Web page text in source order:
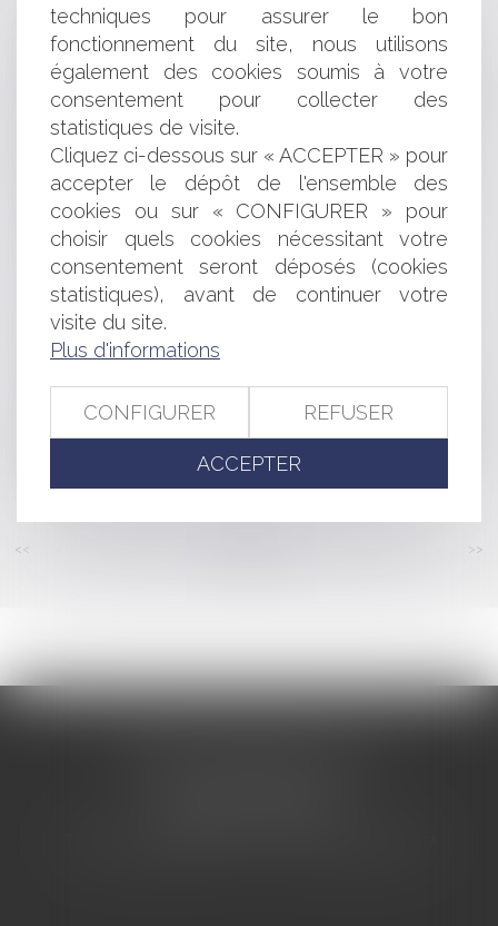
Quand la notion d’ouvrage l’emporte
Cautionnement : manquement au devoir de mise en
garde de la banque et appréciation de la proportionnalité
Documents scolaires et données personnelles des
enfants et des parents : quelles sont les informations que
les établissements scolaires peuvent demander, et sous
quelles conditions ?
Malgré la fin de la conciliation, la caution reste débitrice
de son engagement
La valorisation du domaine public, l'exemple de la
Les obligations convertibles
Actes de parasitisme destinés à tirer profit de
la notoriété d'une marque
Bail d'habitation : les dangers de la notification du
Contrat de travail : ​​​​​dans quelle mesure l’employeur
modification du contrat de travail et modification des
<< >>
techniques pour assurer le bon
fonctionnement du site, nous utilisons
également des cookies soumis à votre
consentement pour collecter des
statistiques de visite.
Cliquez ci-dessous sur « ACCEPTER » pour
accepter le dépôt de l'ensemble des
cookies ou sur « CONFIGURER » pour
choisir quels cookies nécessitant votre
consentement seront déposés (cookies
statistiques), avant de continuer votre
visite du site.
Plus d'informations
CONFIGURER REFUSER
ACCEPTER